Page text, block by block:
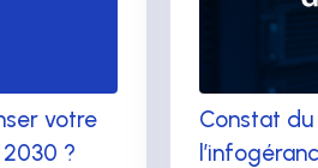
votre
?
Constat